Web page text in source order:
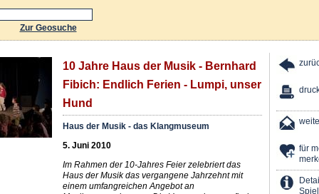
Zur Geosuche
10 Jahre Haus der Musik - Bernhard
Fibich: Endlich Ferien - Lumpi, unser
Hund
Haus der Musik - das Klangmuseum
5. Juni 2010
Im Rahmen der 10-Jahres Feier zelebriert das
Haus der Musik das vergangene Jahrzehnt mit
einem umfangreichen Angebot an
für